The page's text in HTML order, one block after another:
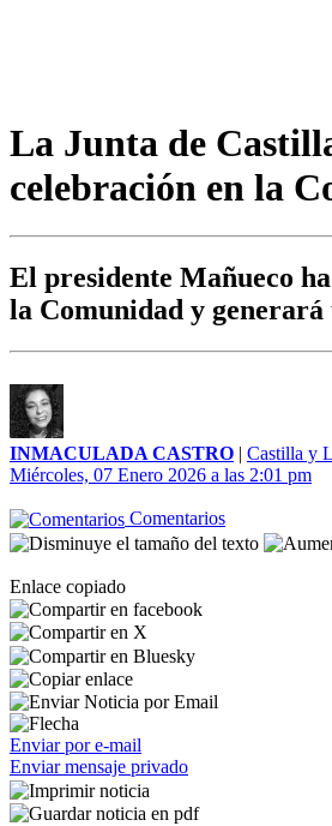
La Junta de
celebración en la
El presidente Mañueco
la Comunidad y
INMACULADA CASTRO | Castilla y
Miércoles, 07 Enero 2026 a las 2:01 pm
Comentarios
Enlace copiado
Enviar por e-mail
Enviar mensaje privado